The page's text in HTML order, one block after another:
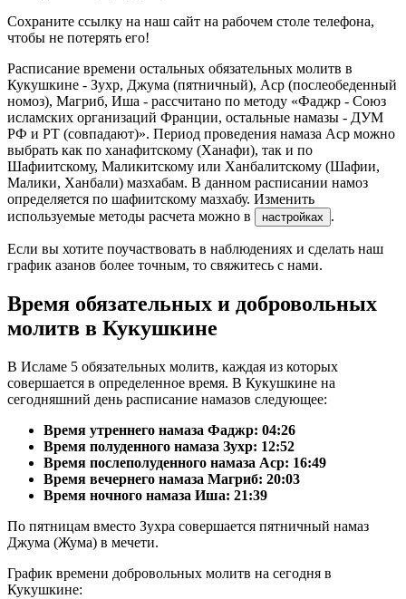
Сохраните ссылку на наш сайт на рабочем столе телефона,
чтобы не потерять его!
Расписание времени остальных обязательных молитв в
Кукушкине - Зухр, Джума (пятничный), Аср (послеобеденный
номоз), Магриб, Иша - рассчитано по методу «Фаджр - Союз
исламских организаций Франции, остальные намазы - ДУМ
РФ и РТ (совпадают)». Период проведения намаза Аср можно
выбрать как по ханафитскому (Ханафи), так и по
Шафиитскому, Маликитскому или Ханбалитскому (Шафии,
Малики, Ханбали) мазхабам. В данном расписании намоз
определяется по шафиитскому мазхабу. Изменить
используемые методы расчета можно в
настройках .
Если вы хотите поучаствовать в наблюдениях и сделать наш
график азанов более точным, то свяжитесь с нами.
Время обязательных и добровольных
молитв в Кукушкине
В Исламе 5 обязательных молитв, каждая из которых
совершается в определенное время. В Кукушкине на
сегодняшний день расписание намазов следующее:
Время утреннего намаза Фаджр: 04:26
Время полуденного намаза Зухр: 12:52
Время послеполуденного намаза Аср: 16:49
Время вечернего намаза Магриб: 20:03
Время ночного намаза Иша: 21:39
По пятницам вместо Зухра совершается пятничный намаз
Джума (Жума) в мечети.
График времени добровольных молитв на сегодня в
Кукушкине: